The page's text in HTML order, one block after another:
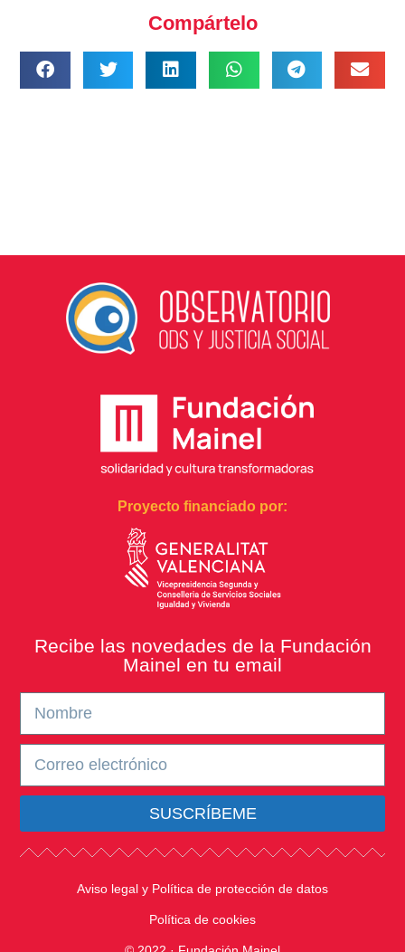
Compártelo
Proyecto financiado por:
Recibe las novedades de la Fundación
Mainel en tu email
SUSCRÍBEME
Aviso legal y Política de protección de datos
Política de cookies